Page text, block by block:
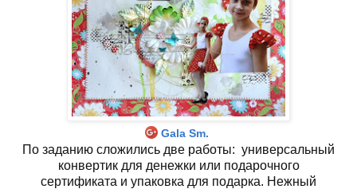
Gala Sm.
По заданию сложились две работы: универсальный
конвертик для денежки или подарочного
сертификата и упаковка для подарка. Нежный